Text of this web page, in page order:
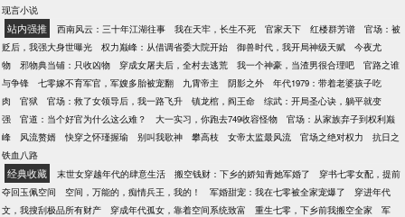
现言小说
站内强推 西南风云：三十年江湖往事 我在天牢，长生不死 官家天下 红楼群芳谱
官场：被
贬后，我强大身世曝光
权力巅峰：从借调省委大院开始 御兽时代，我开局神级天赋
今夜尤
物
邪物典当铺：只收凶物 穿成女屠夫后，全村去逃荒 我一个神豪，当渣男很合理吧
官路之谁
与争锋
七零嫁不育军官，军嫂多胎被宠翻 九霄帝主 阴影之外
年代1979：带着老婆孩子吃
肉
官狱 官场：救了女领导后，我一路飞升 镇龙棺，阎王命
综武：开局圣心诀，躺平就变
强
官道：当个好官为什么这么难？ 大一实习，你跑去749收容怪物
官场：从家族弃子到权利巅
峰
风流赘婿 快穿之怀瑾握瑜 别叫我歌神 攀高枝 女帝太监最风流 官场之绝对权力
抗日之
铁血八路
经典收藏 末世女穿越年代的肆意生活 搬空钱财：下乡的娇知青她军婚了
穿书七零女配，提前
夺回玉佩空间
空间，万能的，痴情兵王，我的！ 军婚甜宠：我在七零被全家宠爆了
穿进年代
文，我搜刮极品所有财产
穿成年代孤女，靠着空间系统致富 重生七零，下乡前我搬空全家
军